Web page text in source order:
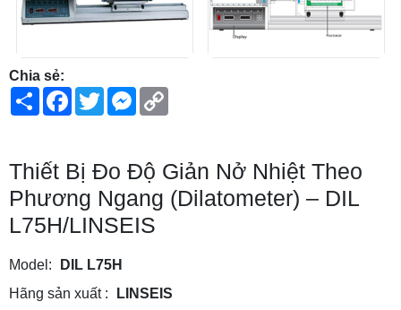
Chia sẻ:
ShareFacebook
TwitterMessenger
Thiết Bị Đo Độ Giản Nở Nhiệt Theo
Phương Ngang (Dilatometer) – DIL
L75H/LINSEIS
Model:
DIL L75H
Hãng sản xuất :
LINSEIS